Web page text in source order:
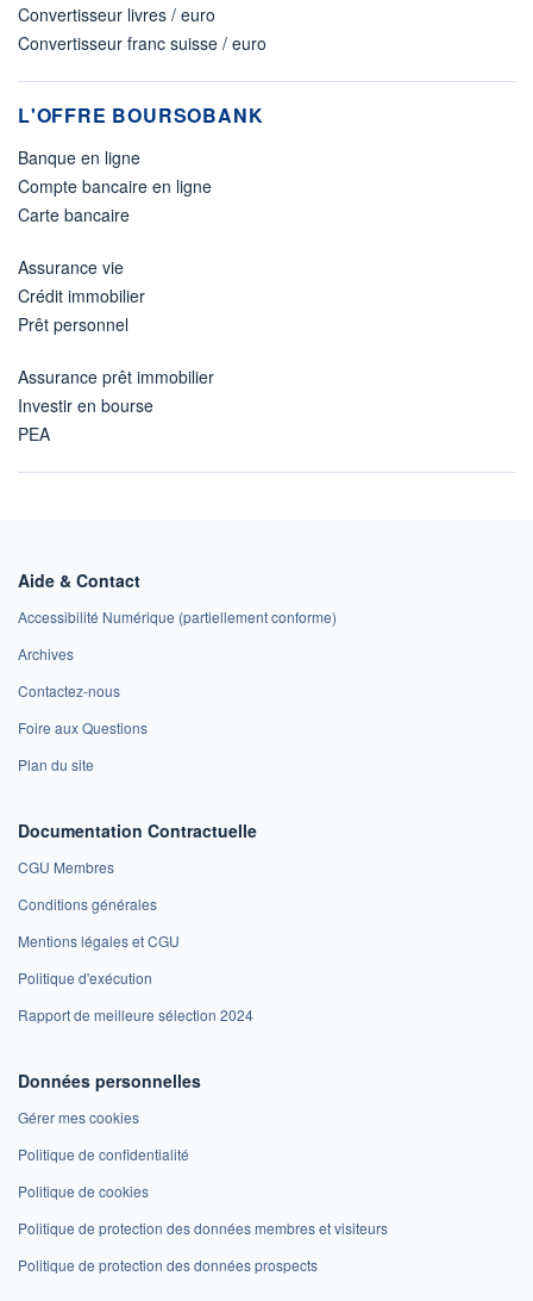
Convertisseur livres / euro
Convertisseur franc suisse / euro
L'OFFRE BOURSOBANK
Banque en ligne
Compte bancaire en ligne
Carte bancaire
Assurance vie
Crédit immobilier
Prêt personnel
Assurance prêt immobilier
Investir en bourse
PEA
Aide & Contact
Accessibilité Numérique (partiellement conforme)
Archives
Contactez-nous
Foire aux Questions
Plan du site
Documentation Contractuelle
CGU Membres
Conditions générales
Mentions légales et CGU
Politique d'exécution
Rapport de meilleure sélection 2024
Données personnelles
Gérer mes cookies
Politique de confidentialité
Politique de cookies
Politique de protection des données membres et visiteurs
Politique de protection des données prospects